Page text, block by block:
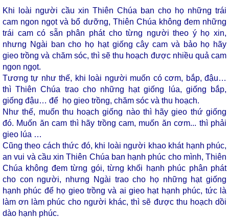
Khi loài người cầu xin Thiên Chúa ban cho họ những trái
cam ngon ngọt và bổ dưỡng, Thiên Chúa không đem những
trái cam có sẵn phân phát cho từng người theo ý họ xin,
nhưng Ngài ban cho họ hạt giống cây cam và bảo họ hãy
gieo trồng và chăm sóc, thì sẽ thu hoạch được nhiều quả cam
ngon ngọt.
Tương tự như thế, khi loài người muốn có cơm, bắp, đậu…
thì Thiên Chúa trao cho những hạt giống lúa, giống bắp,
giống đậu… để họ gieo trồng, chăm sóc và thu hoạch.
Như thế, muốn thu hoạch giống nào thì hãy gieo thứ giống
đó. Muốn ăn cam thì hãy trồng cam, muốn ăn cơm... thì phải
gieo lúa …
Cũng theo cách thức đó, khi loài người khao khát hạnh phúc,
an vui và cầu xin Thiên Chúa ban hạnh phúc cho mình, Thiên
Chúa không đem từng gói, từng khối hạnh phúc phân phát
cho con người, nhưng Ngài trao cho họ những hạt giống
hạnh phúc để họ gieo trồng và ai gieo hạt hạnh phúc, tức là
làm ơn làm phúc cho người khác, thì sẽ được thu hoạch dồi
dào hạnh phúc.